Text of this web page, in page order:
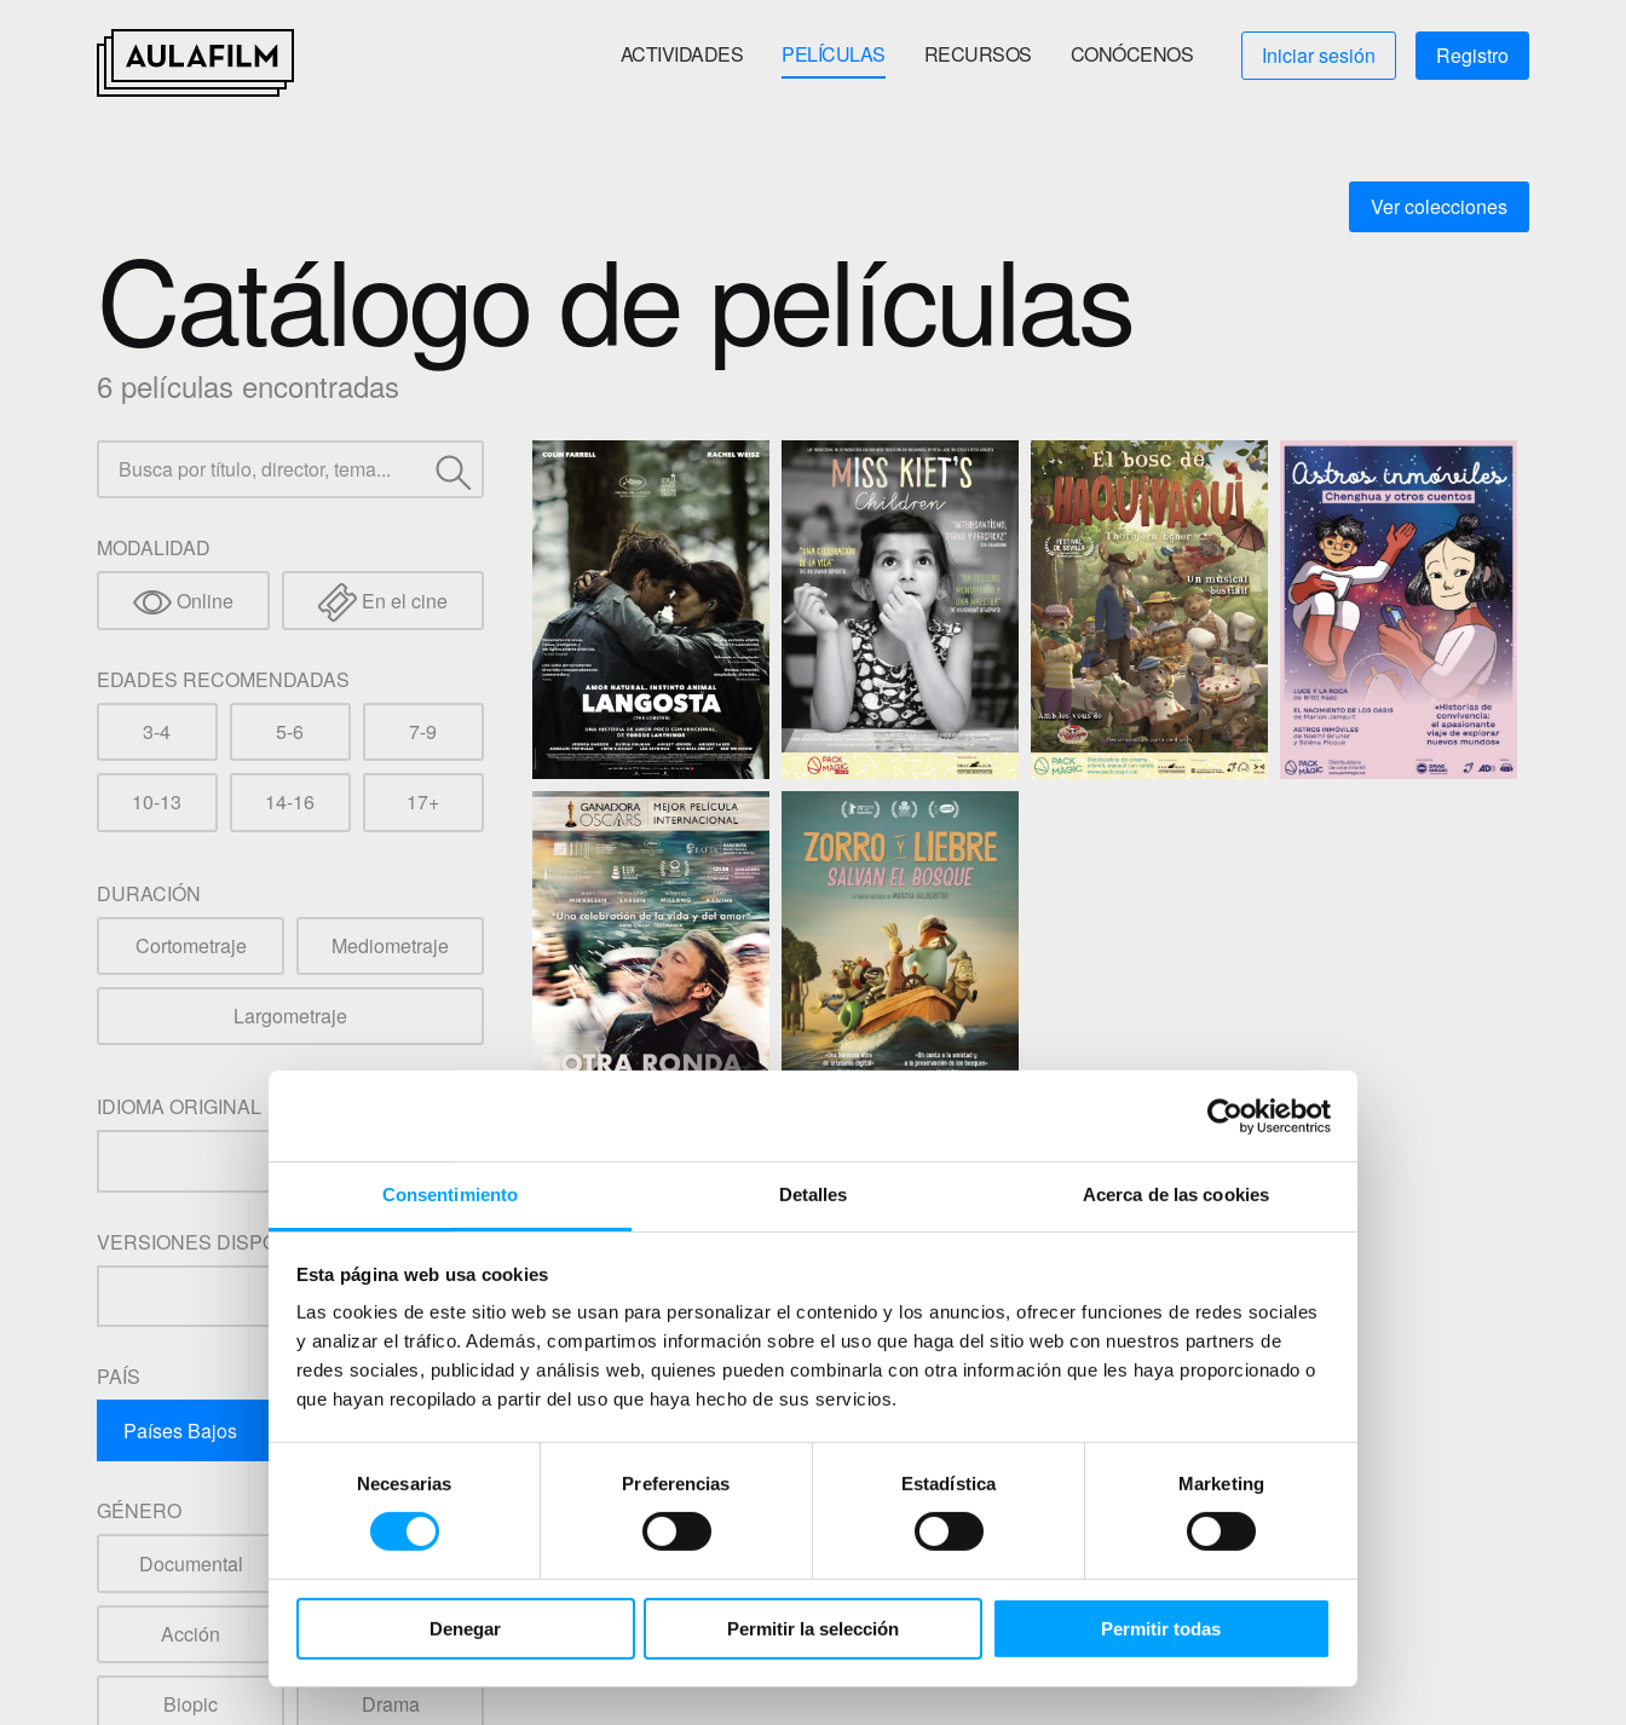
Consentimiento Detalles Acerca de las cookies
Esta página web usa cookies
Las cookies de este sitio web se usan para personalizar el contenido y los anuncios, ofrecer funciones de redes sociales
y analizar el tráfico. Además, compartimos información sobre el uso que haga del sitio web con nuestros partners de
redes sociales, publicidad y análisis web, quienes pueden combinarla con otra información que les haya proporcionado o
que hayan recopilado a partir del uso que haya hecho de sus servicios.
consentimiento
Necesarias Preferencias Estadística Marketing
Denegar Permitir la selección Permitir todas
ACTIVIDADES PELÍCULAS RECURSOS CONÓCENOS Iniciar sesión Registro
Catálogo de películas
6 películas encontradas
Ver colecciones
MODALIDAD
Online
En el cine
EDADES RECOMENDADAS
3-4
5-6 7-9
10-13 14-16 17+
DURACIÓN
Cortometraje
Mediometraje
Largometraje
IDIOMA ORIGINAL
VERSIONES DISPONIBLES
PAÍS
GÉNERO
Documental
Acción Animación
Biopic Drama